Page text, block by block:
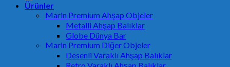
Ürünler
Marin Premium Ahşap Objeler
Metalli Ahşap Balıklar
Globe Dünya Bar
Marin Premium Diğer Objeler
Desenli Varaklı Ahşap Balıklar